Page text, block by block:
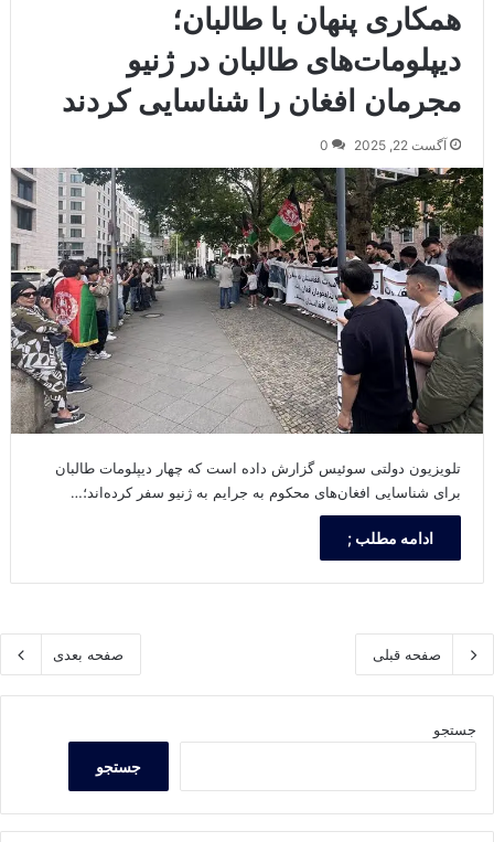
همکاری پنهان با طالبان؛
دیپلومات‌های طالبان در ژنیو
مجرمان افغان را شناسایی کردند
آگست 22, 2025 0
تلویزیون دولتی سوئیس گزارش داده است که چهار دیپلومات طالبان
برای شناسایی افغان‌های محکوم به جرایم به ژنیو سفر کرده‌اند؛…
ادامه مطلب ;
صفحه قبلی صفحه بعدی
جستجو
جستجو